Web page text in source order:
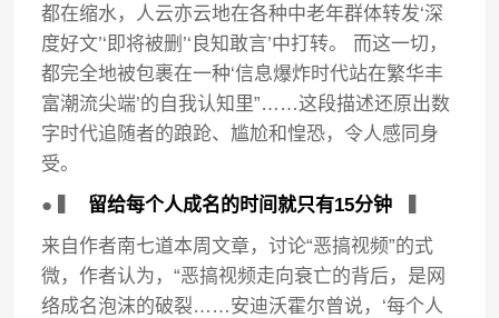
都在缩水，人云亦云地在各种中老年群体转发‘深
度好文’‘即将被删’‘良知敢言’中打转。 而这一切，
都完全地被包裹在一种‘信息爆炸时代站在繁华丰
富潮流尖端’的自我认知里”……这段描述还原出数
字时代追随者的踉跄、尴尬和惶恐，令人感同身
受。
● ▍ 留给每个人成名的时间就只有15分钟
来自作者南七道本周文章，讨论“恶搞视频”的式
微，作者认为，“恶搞视频走向衰亡的背后，是网
络成名泡沫的破裂……安迪沃霍尔曾说，‘每个人